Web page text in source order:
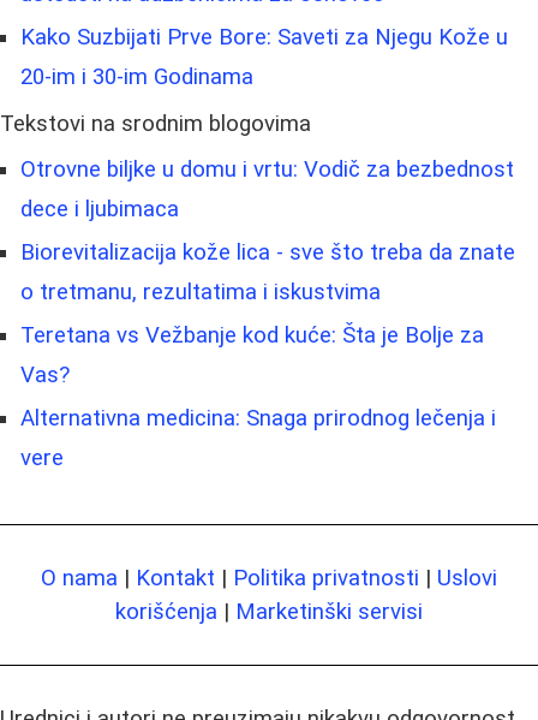
Kako Suzbijati Prve Bore: Saveti za Njegu Kože u
20-im i 30-im Godinama
Tekstovi na srodnim blogovima
Otrovne biljke u domu i vrtu: Vodič za bezbednost
dece i ljubimaca
Biorevitalizacija kože lica - sve što treba da znate
o tretmanu, rezultatima i iskustvima
Teretana vs Vežbanje kod kuće: Šta je Bolje za
Vas?
Alternativna medicina: Snaga prirodnog lečenja i
vere
O nama | Kontakt | Politika privatnosti | Uslovi
korišćenja | Marketinški servisi